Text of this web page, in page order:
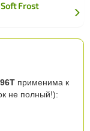
Frost
применима к
не полный!):